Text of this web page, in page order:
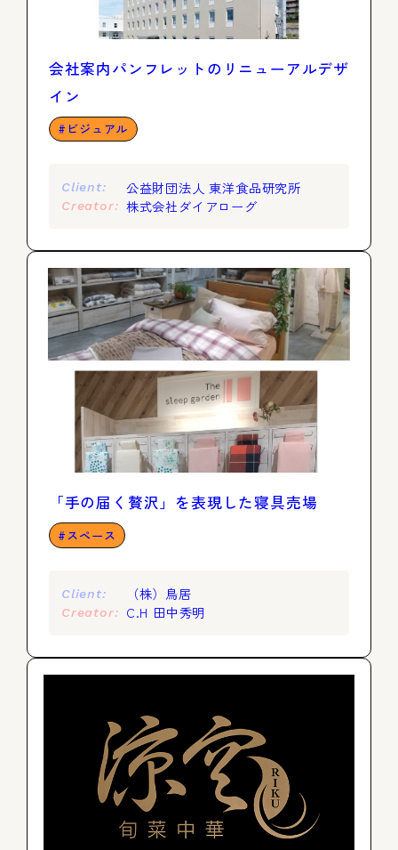
会社案内パンフレットのリニューアルデザ
イン
ビジュアル
Client: 公益財団法人 東洋食品研究所
Creator: 株式会社ダイアローグ
「手の届く贅沢」を表現した寝具売場
スペース
Client: （株）鳥居
Creator: C.H 田中秀明